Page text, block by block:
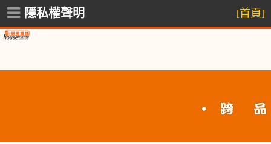
隱私權聲明 [首頁]